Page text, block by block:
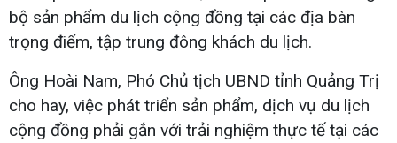
bộ sản phẩm du lịch cộng đồng tại các địa bàn
trọng điểm, tập trung đông khách du lịch.
Ông Hoài Nam, Phó Chủ tịch UBND tỉnh Quảng Trị
cho hay, việc phát triển sản phẩm, dịch vụ du lịch
cộng đồng phải gắn với trải nghiệm thực tế tại các